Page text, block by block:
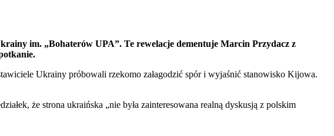
im. „Bohaterów UPA”. Te rewelacje dementuje Marcin Przydacz z
Ukrainy próbowali rzekomo załagodzić spór i wyjaśnić stanowisko Kijowa.
że strona ukraińska „nie była zainteresowana realną dyskusją z polskim